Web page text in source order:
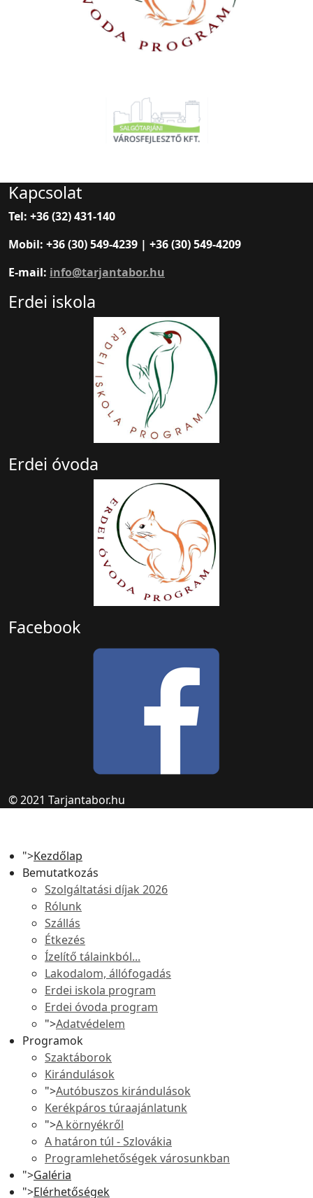
Kapcsolat
Tel: +36 (32) 431-140
Mobil: +36 (30) 549-4239 | +36 (30) 549-4209
E-mail: info@tarjantabor.hu
Erdei iskola
Erdei óvoda
Facebook
© 2021 Tarjantabor.hu
">Kezdőlap
Bemutatkozás
Szolgáltatási díjak 2026
Rólunk
Szállás
Étkezés
Ízelítő tálainkból...
Lakodalom, állófogadás
Erdei iskola program
Erdei óvoda program
">Adatvédelem
Programok
Szaktáborok
Kirándulások
">Autóbuszos kirándulások
Kerékpáros túraajánlatunk
">A környékről
A határon túl - Szlovákia
Programlehetőségek városunkban
">Galéria
">Elérhetőségek